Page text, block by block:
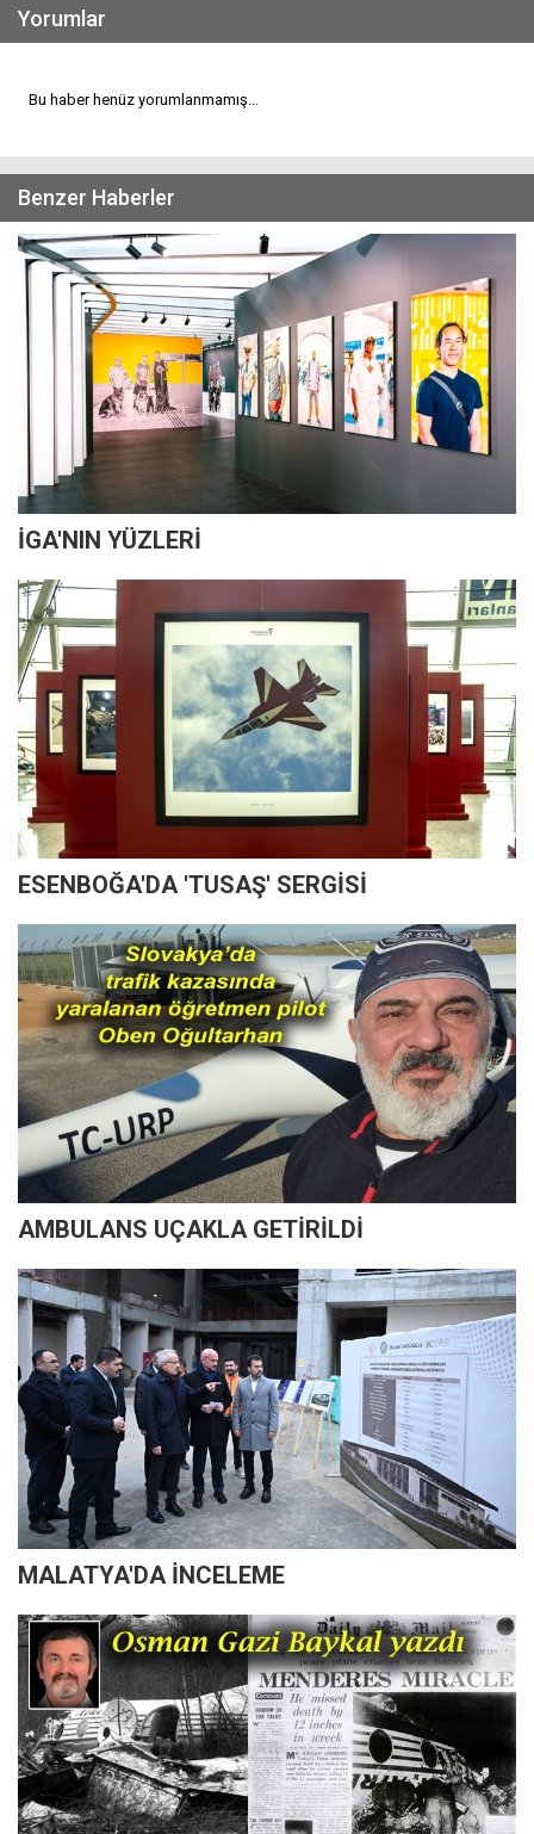
Yorumlar
Bu haber henüz yorumlanmamış...
Benzer Haberler
İGA'NIN YÜZLERİ
ESENBOĞA'DA 'TUSAŞ' SERGİSİ
AMBULANS UÇAKLA GETİRİLDİ
MALATYA'DA İNCELEME